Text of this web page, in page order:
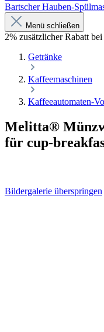
Bartscher Hauben-
Menü schließen
2% zusätzlicher Rabatt
Getränke
Kaffeemaschinen
Kaffeeautomaten-
Melitta®
für cup-
Bildergalerie überspringen